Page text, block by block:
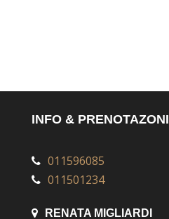
INFO & PRENOTAZONI
011596085
011501234
RENATA MIGLIARDI